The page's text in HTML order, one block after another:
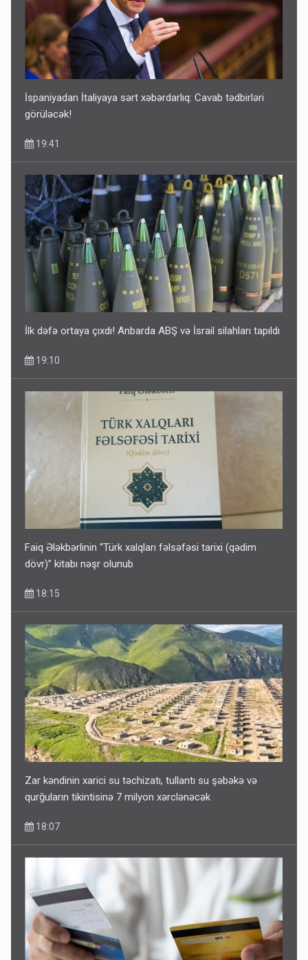
İspaniyadan İtaliyaya sərt xəbərdarlıq: Cavab tədbirləri
görüləcək!
19:41
İlk dəfə ortaya çıxdı! Anbarda ABŞ və İsrail silahları tapıldı
19:10
Faiq Ələkbərlinin “Türk xalqları fəlsəfəsi tarixi (qədim
dövr)” kitabı nəşr olunub
18:15
Zar kəndinin xarici su təchizatı, tullantı su şəbəkə və
qurğuların tikintisinə 7 milyon xərclənəcək
18:07